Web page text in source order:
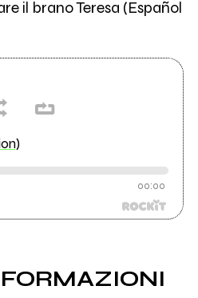
il brano Teresa (Español
00:00